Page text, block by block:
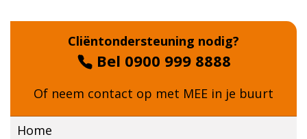
Cliëntondersteuning nodig?
Bel 0900 999 8888
Of neem contact op met MEE in je buurt
Home